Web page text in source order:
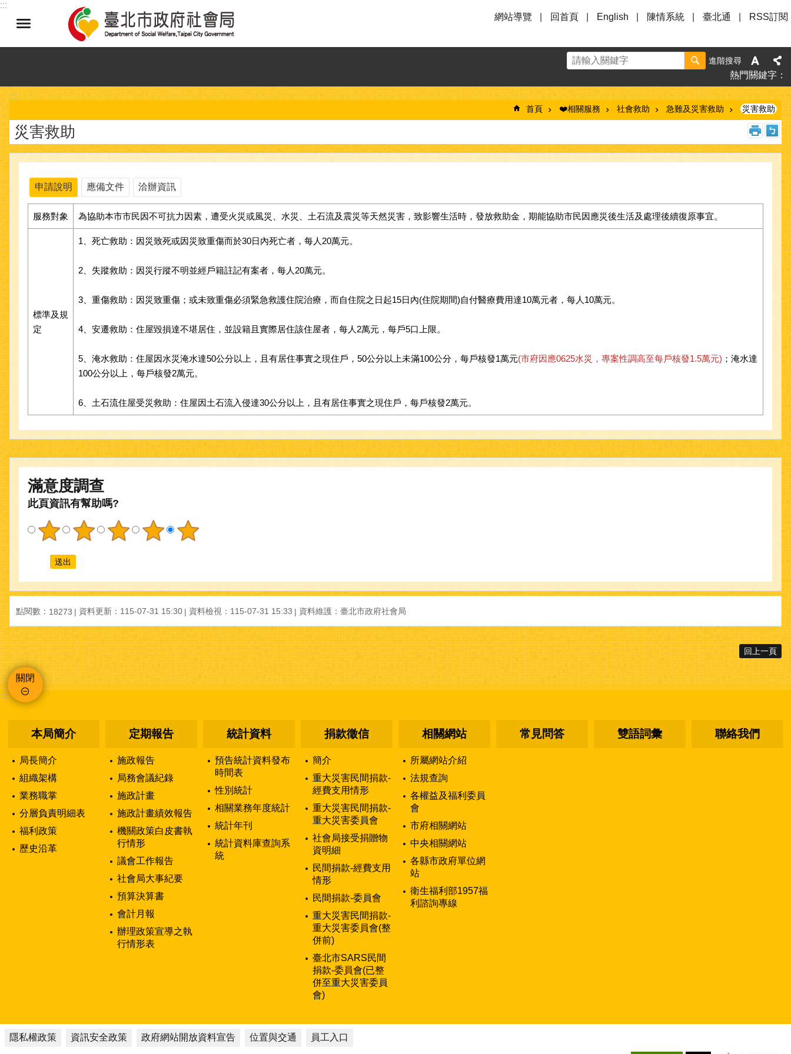
跳到主要內容區塊
:::
網站導覽
回首頁 English 陳情系統 臺北通 RSS訂閱
進階搜尋
熱門關鍵字
:::
首頁 ❤️相關服務 社會救助 急難及災害救助 災害救助
災害救助
申請說明 應備文件 洽辦資訊
服務對象 為協助本市市民因不可抗力因素，遭受火災或風災、水災、土石流及震災等天然災害，致影響生活時，發放救助金，期能協助市民因應災後生活及處理後續復原事宜。
標準及規
定
1、死亡救助：因災致死或因災致重傷而於30日內死亡者，每人20萬元。
2、失蹤救助：因災行蹤不明並經戶籍註記有案者，每人20萬元。
3、重傷救助：因災致重傷；或未致重傷必須緊急救護住院治療，而自住院之日起15日內(住院期間)自付醫療費用達10萬元者，每人10萬元。
4、安遷救助：住屋毀損達不堪居住，並設籍且實際居住該住屋者，每人2萬元，每戶5口上限。
5、淹水救助：住屋因水災淹水達50公分以上，且有居住事實之現住戶，50公分以上未滿100公分，每戶核發1萬元(市府因應0625水災，專案性調高至每戶核發1.5萬元) ；淹水達
100公分以上，每戶核發2萬元。
6、土石流住屋受災救助：住屋因土石流入侵達30公分以上，且有居住事實之現住戶，每戶核發2萬元。
滿意度調查
此頁資訊有幫助嗎?
點閱數： 18273 資料更新： 115-07-31 15:30 資料檢視： 115-07-31 15:33 資料維護： 臺北市政府社會局
回上一頁
關閉
:::
本局簡介
局長簡介
組織架構
業務職掌
分層負責明細表
福利政策
歷史沿革
定期報告
施政報告
局務會議紀錄
施政計畫
施政計畫績效報告
機關政策白皮書執
行情形
議會工作報告
社會局大事紀要
預算決算書
會計月報
辦理政策宣導之執
行情形表
統計資料
預告統計資料發布
時間表
性別統計
相關業務年度統計
統計年刊
統計資料庫查詢系
統
捐款徵信
簡介
重大災害民間捐款-
經費支用情形
重大災害民間捐款-
重大災害委員會
社會局接受捐贈物
資明細
民間捐款-經費支用
情形
民間捐款-委員會
重大災害民間捐款-
重大災害委員會(整
併前)
臺北市SARS民間
捐款-委員會(已整
併至重大災害委員
會)
相關網站
所屬網站介紹
法規查詢
各權益及福利委員
會
市府相關網站
中央相關網站
各縣市政府單位網
站
衛生福利部1957福
利諮詢專線
常見問答 雙語詞彙 聯絡我們
隱私權政策 資訊安全政策 政府網站開放資料宣告 位置與交通 員工入口